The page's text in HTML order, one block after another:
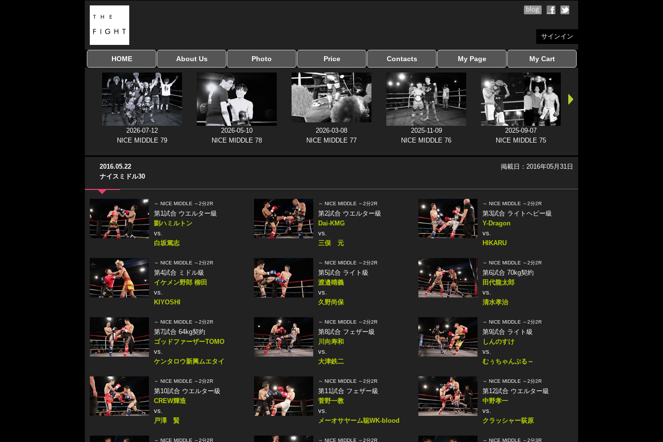
サインイン
HOME
全興行を表示
ナイスミドル
アマチュアキック
協議会
全日本学生キック
建武館キッズ大会
Bigbang
おやじファイト
About Us
当サイトについて
はじめての方へ
Photo Price
料金
お支払い方法
Contacts
お問い合わせ
よくある質問
リンク集
My Page
サインイン
マイページを見る
写真ダウンロード
注文履歴
登録情報の変更
サインアウト
My Cart
カートを見る
2026-07-12
NICE MIDDLE 79
2026-05-10
NICE MIDDLE 78
2026-03-08
NICE MIDDLE 77
2025-11-09
NICE MIDDLE 76
2025-09-07
NICE MIDDLE 75
2016.05.22
ナイスミドル30
掲載日：2016年05月31日
～ NICE MIDDLE ～2分2R
第1試合 ウエルター級
劉ハミルトン
vs.
白坂篤志
～ NICE MIDDLE ～2分2R
第2試合 ウエルター級
Dai-KMG
vs.
三俣 元
～ NICE MIDDLE ～2分2R
第3試合 ライトヘビー級
Y-Dragon
vs.
HIKARU
～ NICE MIDDLE ～2分2R
第4試合 ミドル級
イケメン野郎 柳田
vs.
KIYOSHI
～ NICE MIDDLE ～2分2R
第5試合 ライト級
渡邉晴義
vs.
久野尚保
～ NICE MIDDLE ～2分2R
第6試合 70kg契約
田代龍太郎
vs.
清水孝治
～ NICE MIDDLE ～2分2R
第7試合 64kg契約
ゴッドファーザーTOMO
vs.
ケンタロウ新興ムエタイ
～ NICE MIDDLE ～2分2R
第8試合 フェザー級
川向寿和
vs.
大津鉄二
～ NICE MIDDLE ～2分2R
第9試合 ライト級
しんのすけ
vs.
むぅちゃんぷる～
～ NICE MIDDLE ～2分2R
第10試合 ウエルター級
CREW輝造
vs.
戸澤 賢
～ NICE MIDDLE ～2分2R
第11試合 フェザー級
菅野一教
vs.
メーオサヤーム聡WK-blood
～ NICE MIDDLE ～2分2R
第12試合 ウエルター級
中野孝一
vs.
クラッシャー荻原
～ NICE MIDDLE ～2分2R ～ NICE MIDDLE ～2分2R ～ NICE MIDDLE ～2分3R